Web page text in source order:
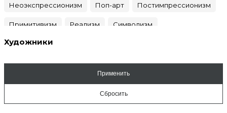
Неоэкспрессионизм Поп-арт Постимпрессионизм
Примитивизм Реализм Символизм
Синтетический реализм
Цветная графика Экспрессионизм
Художники